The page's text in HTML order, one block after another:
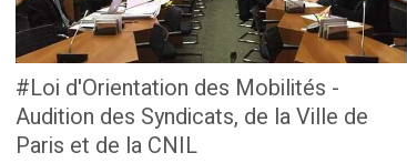
#Loi d'Orientation des Mobilités -
Audition des Syndicats, de la Ville de
Paris et de la CNIL